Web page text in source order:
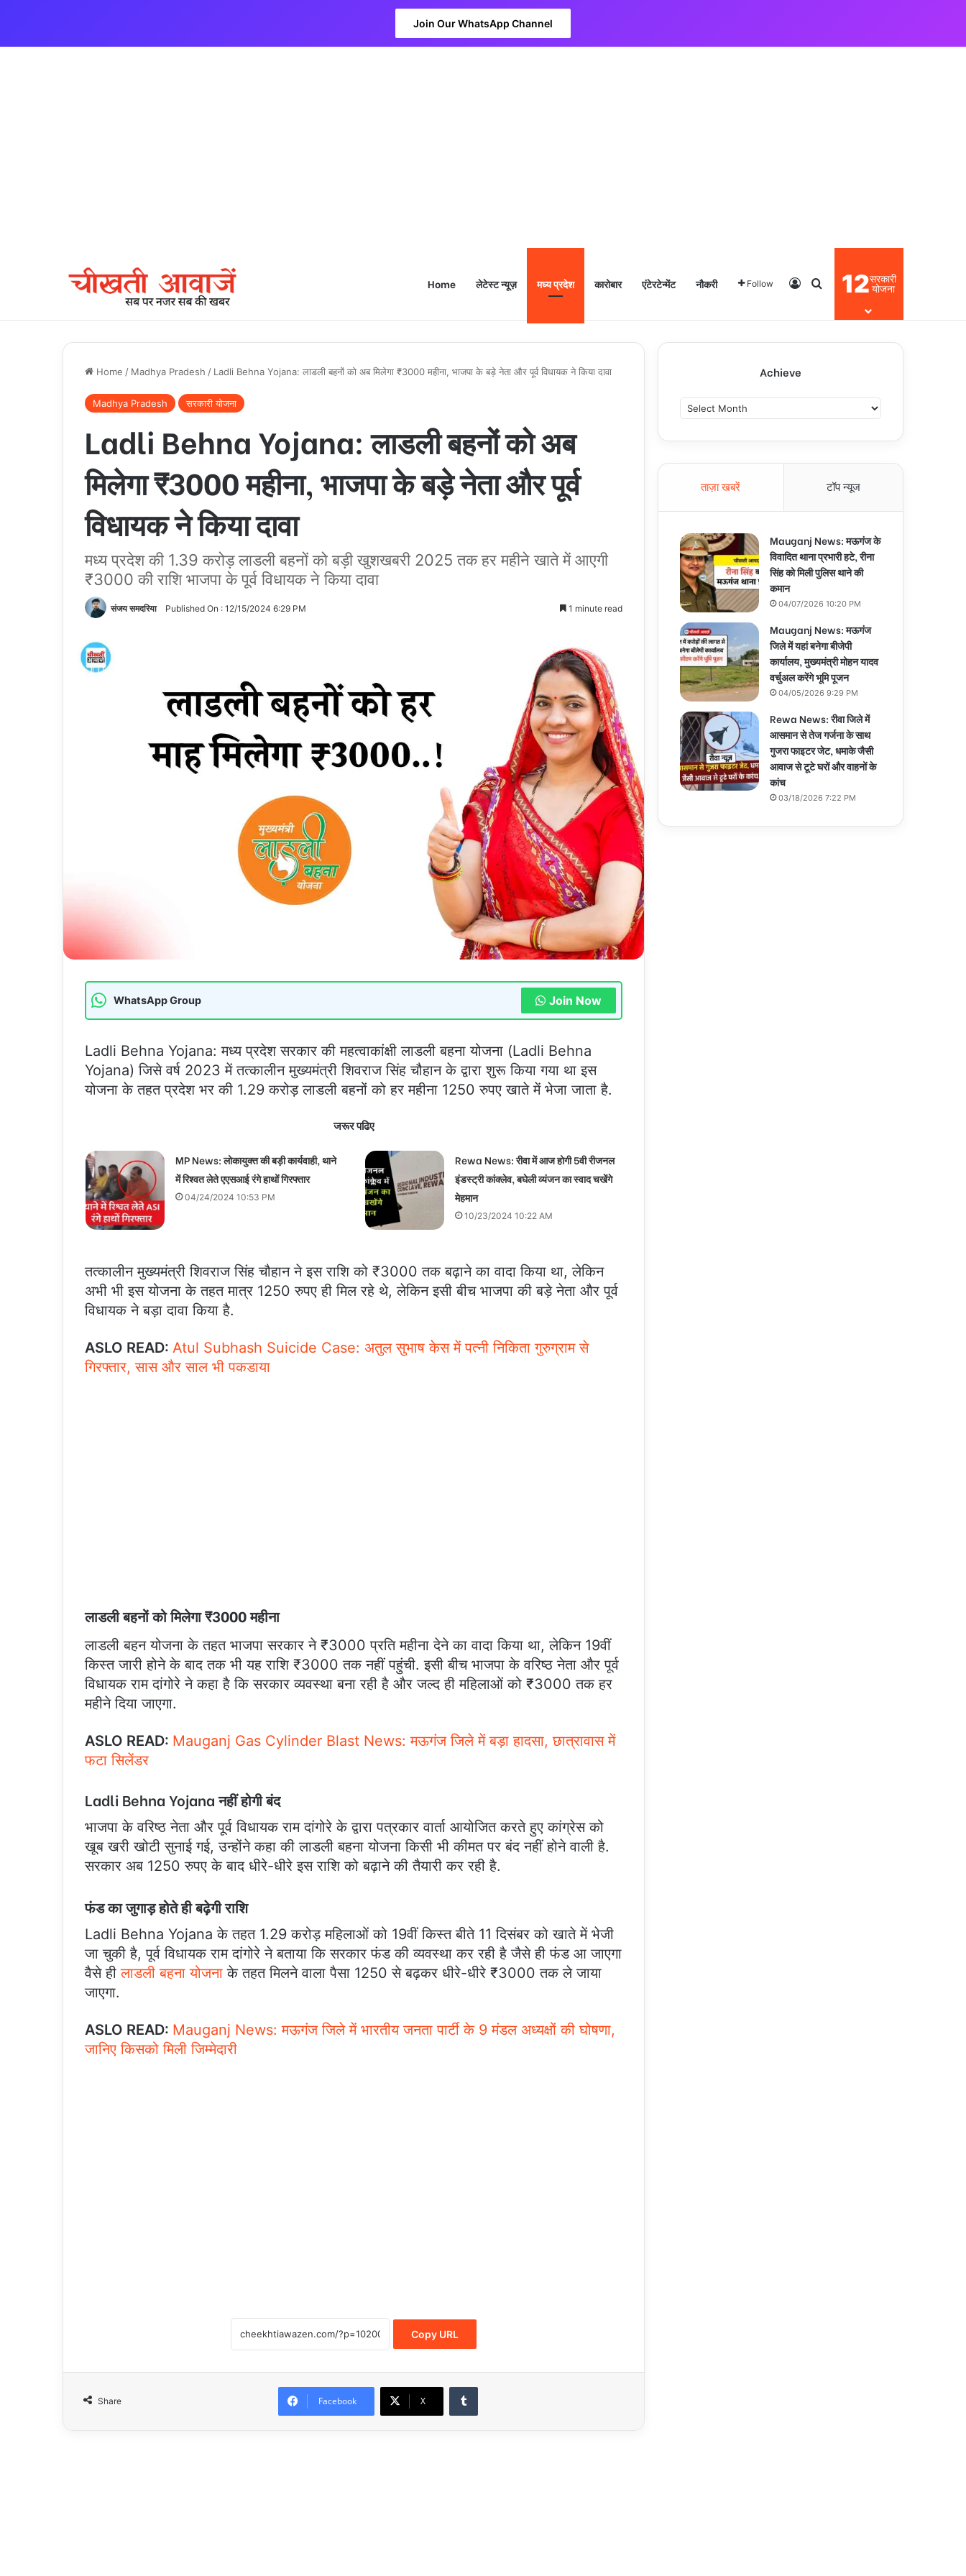
Join Our WhatsApp Channel
Home लेटेस्ट न्यूज़ मध्य प्रदेश कारोबार एंटेरटेन्मेंट नौकरी Follow Log InSearch for
12सरकारी
योजना
Home / Madhya Pradesh / Ladli Behna Yojana: लाडली बहनों को अब मिलेगा ₹3000 महीना, भाजपा के बड़े नेता और पूर्व विधायक ने किया दावा
Madhya Pradesh सरकारी योजना
Ladli Behna Yojana: लाडली बहनों को अब
मिलेगा ₹3000 महीना, भाजपा के बड़े नेता और पूर्व
विधायक ने किया दावा
मध्य प्रदेश की 1.39 करोड़ लाडली बहनों को बड़ी खुशखबरी 2025 तक हर महीने खाते में आएगी
₹3000 की राशि भाजपा के पूर्व विधायक ने किया दावा
संजय समदरिया Published On : 12/15/2024 6:29 PM 1 minute read
WhatsApp Group Join Now
Ladli Behna Yojana: मध्य प्रदेश सरकार की महत्वाकांक्षी लाडली बहना योजना (Ladli Behna
Yojana) जिसे वर्ष 2023 में तत्कालीन मुख्यमंत्री शिवराज सिंह चौहान के द्वारा शुरू किया गया था इस
योजना के तहत प्रदेश भर की 1.29 करोड़ लाडली बहनों को हर महीना 1250 रुपए खाते में भेजा जाता है.
जरूर पढिए
MP News: लोकायुक्त की बड़ी कार्यवाही, थाने
में रिश्वत लेते एएसआई रंगे हाथों गिरफ्तार
04/24/2024 10:53 PM
Rewa News: रीवा में आज होगी 5वी रीजनल
इंडस्ट्री कांक्लेव, बघेली व्यंजन का स्वाद चखेंगे
मेहमान
10/23/2024 10:22 AM
तत्कालीन मुख्यमंत्री शिवराज सिंह चौहान ने इस राशि को ₹3000 तक बढ़ाने का वादा किया था, लेकिन
अभी भी इस योजना के तहत मात्र 1250 रुपए ही मिल रहे थे, लेकिन इसी बीच भाजपा की बड़े नेता और पूर्व
विधायक ने बड़ा दावा किया है.
ASLO READ: Atul Subhash Suicide Case: अतुल सुभाष केस में पत्नी निकिता गुरुग्राम से
गिरफ्तार, सास और साल भी पकडाया
लाडली बहनों को मिलेगा ₹3000 महीना
लाडली बहन योजना के तहत भाजपा सरकार ने ₹3000 प्रति महीना देने का वादा किया था, लेकिन 19वीं
किस्त जारी होने के बाद तक भी यह राशि ₹3000 तक नहीं पहुंची. इसी बीच भाजपा के वरिष्ठ नेता और पूर्व
विधायक राम दांगोरे ने कहा है कि सरकार व्यवस्था बना रही है और जल्द ही महिलाओं को ₹3000 तक हर
महीने दिया जाएगा.
ASLO READ: Mauganj Gas Cylinder Blast News: मऊगंज जिले में बड़ा हादसा, छात्रावास में
फटा सिलेंडर
Ladli Behna Yojana नहीं होगी बंद
भाजपा के वरिष्ठ नेता और पूर्व विधायक राम दांगोरे के द्वारा पत्रकार वार्ता आयोजित करते हुए कांग्रेस को
खूब खरी खोटी सुनाई गई, उन्होंने कहा की लाडली बहना योजना किसी भी कीमत पर बंद नहीं होने वाली है.
सरकार अब 1250 रुपए के बाद धीरे-धीरे इस राशि को बढ़ाने की तैयारी कर रही है.
फंड का जुगाड़ होते ही बढ़ेगी राशि
Ladli Behna Yojana के तहत 1.29 करोड़ महिलाओं को 19वीं किस्त बीते 11 दिसंबर को खाते में भेजी
जा चुकी है, पूर्व विधायक राम दांगोरे ने बताया कि सरकार फंड की व्यवस्था कर रही है जैसे ही फंड आ जाएगा
वैसे हीलाडली बहना योजना के तहत मिलने वाला पैसा 1250 से बढ़कर धीरे-धीरे ₹3000 तक ले जाया
जाएगा.
ASLO READ: Mauganj News: मऊगंज जिले में भारतीय जनता पार्टी के 9 मंडल अध्यक्षों की घोषणा,
जानिए किसको मिली जिम्मेदारी
Copy URL
Share Facebook X
Achieve
c
e
ताज़ा खबरें टॉप न्यूज
Mauganj News: मऊगंज के
विवादित थाना प्रभारी हटे, रीना
सिंह को मिली पुलिस थाने की
कमान
04/07/2026 10:20 PM
Mauganj News: मऊगंज
जिले में यहां बनेगा बीजेपी
कार्यालय, मुख्यमंत्री मोहन यादव
वर्चुअल करेंगे भूमि पूजन
04/05/2026 9:29 PM
Rewa News: रीवा जिले में
आसमान से तेज गर्जना के साथ
गुजरा फाइटर जेट, धमाके जैसी
आवाज से टूटे घरों और वाहनों के
कांच
03/18/2026 7:22 PM